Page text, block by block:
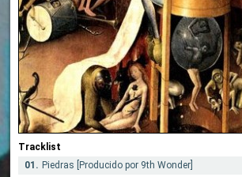
Tracklist
01. Piedras [Producido por 9th Wonder]